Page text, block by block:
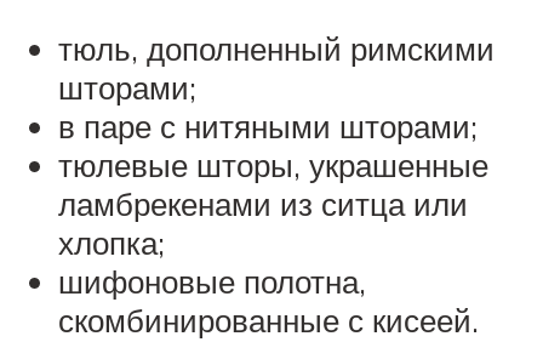
тюль, дополненный римскими
шторами;
в паре с нитяными шторами;
тюлевые шторы, украшенные
ламбрекенами из ситца или
хлопка;
шифоновые полотна,
скомбинированные с кисеей.